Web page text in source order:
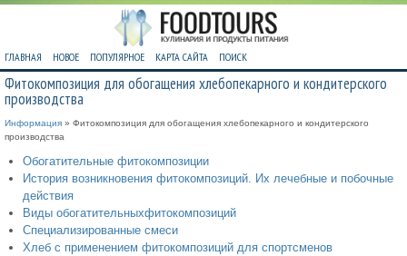
ГЛАВНАЯ НОВОЕ ПОПУЛЯРНОЕ КАРТА САЙТА ПОИСК
Фитокомпозиция для обогащения хлебопекарного и кондитерского
производства
Информация » Фитокомпозиция для обогащения хлебопекарного и кондитерского
производства
Обогатительные фитокомпозиции
История возникновения фитокомпозиций. Их лечебные и побочные
действия
Виды обогатительныхфитокомпозиций
Специализированные смеси
Хлеб с применением фитокомпозиций для спортсменов